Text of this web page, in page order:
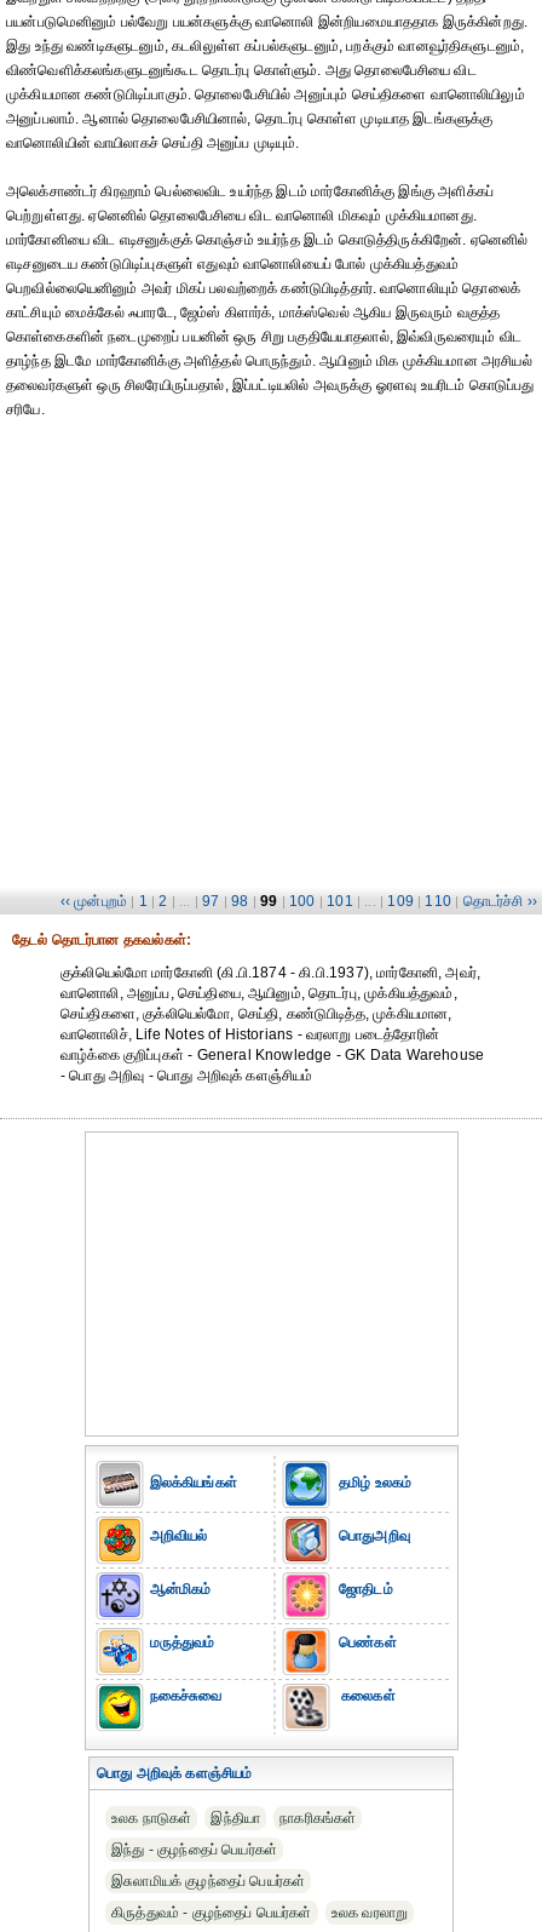
பயன்படுமெனினும் பல்வேறு பயன்களுக்கு வானொலி இன்றியமையாததாக இருக்கின்றது.
இது உந்து வண்டிகளுடனும், கடலிலுள்ள கப்பல்களுடனும், பறக்கும் வானவூர்திகளுடனும்,
விண்வெளிக்கலங்களுடனுங்கூட தொடர்பு கொள்ளும். அது தொலைபேசியை விட
முக்கியமான கண்டுபிடிப்பாகும். தொலைபேசியில் அனுப்பும் செய்திகளை வானொலியிலும்
அனுப்பலாம். ஆனால் தொலைபேசியினால், தொடர்பு கொள்ள முடியாத இடங்களுக்கு
வானொலியின் வாயிலாகச் செய்தி அனுப்ப முடியும்.
அலெக்சாண்டர் கிரஹாம் பெல்லைவிட உயர்ந்த இடம் மார்கோனிக்கு இங்கு அளிக்கப்
பெற்றுள்ளது. ஏனெனில் தொலைபேசியை விட வானொலி மிகவும் முக்கியமானது.
மார்கோனியை விட எடிசனுக்குக் கொஞ்சம் உயர்ந்த இடம் கொடுத்திருக்கிறேன். ஏனெனில்
எடிசனுடைய கண்டுபிடிப்புகளுள் எதுவும் வானொலியைப் போல் முக்கியத்துவம்
பெறவில்லையெனினும் அவர் மிகப் பலவற்றைக் கண்டுபிடித்தார். வானொலியும் தொலைக்
காட்சியும் மைக்கேல் ஃபாரடே, ஜேம்ஸ் கிளார்க், மாக்ஸ்வெல் ஆகிய இருவரும் வகுத்த
கொள்கைகளின் நடைமுறைப் பயனின் ஒரு சிறு பகுதியேயாதலால், இவ்விருவரையும் விட
தாழ்ந்த இடமே மார்கோனிக்கு அளித்தல் பொருந்தும். ஆயினும் மிக முக்கியமான அரசியல்
தலைவர்களுள் ஒரு சிலரேயிருப்பதால், இப்பட்டியலில் அவருக்கு ஓரளவு உயரிடம் கொடுப்பது
சரியே.
‹‹ முன்புறம் | 1 | 2 | ... | 97 | 98 | 99 | 100 | 101 | ... | 109 | 110 | தொடர்ச்சி ››
தேட‌ல் தொட‌ர்பான தகவ‌ல்க‌ள்:
குக்லியெல்மோ மார்கோனி (கி.பி.1874 - கி.பி.1937), மார்கோனி, அவர்,
வானொலி, அனுப்ப, செய்தியை, ஆயினும், தொடர்பு, முக்கியத்துவம்,
செய்திகளை, குக்லியெல்மோ, செய்தி, கண்டுபிடித்த, முக்கியமான,
வானொலிச், Life Notes of Historians - வரலாறு படைத்தோரின்
வாழ்க்கை குறிப்புகள் - General Knowledge - GK Data Warehouse
- பொது அறிவு - பொது அறிவுக் களஞ்சியம்
இலக்கியங்கள்
அறிவியல்
ஆன்மிகம்
மருத்துவம்
நகைச்சுவை
தமிழ் உலகம்
பொதுஅறிவு
ஜோதிடம்
பெண்கள்
கலைகள்
பொது அறிவுக் களஞ்சியம்
உலக நாடுகள் இந்தியா
நாகரிகங்கள்
இந்து - குழந்தைப் பெயர்கள்
இசுலாமியக் குழந்தைப் பெயர்கள்
கிருத்துவம் - குழந்தைப் பெயர்கள்
உலக வரலாறு